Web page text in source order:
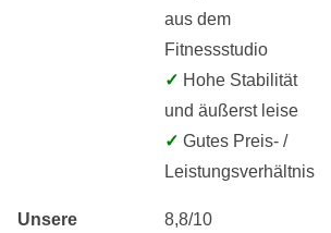
aus dem
Fitnessstudio
✓ Hohe Stabilität
und äußerst leise
✓ Gutes Preis- /
Leistungsverhältnis
Unsere
8,8/10